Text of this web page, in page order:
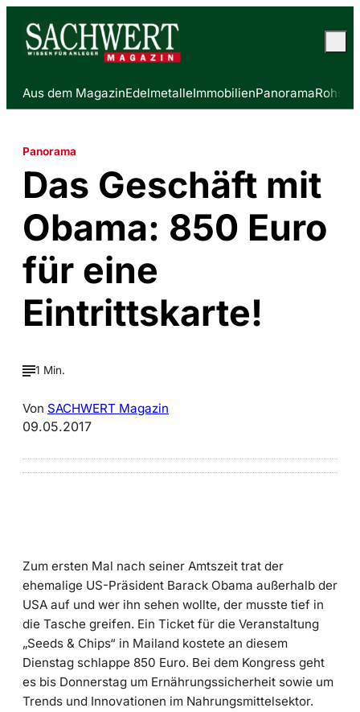
Aus dem MagazinEdelmetalleImmobilienPanorama
Panorama
Das Geschäft mit
Obama: 850 Euro
für eine
Eintrittskarte!
1 Min.
Von SACHWERT Magazin
09.05.2017
Zum ersten Mal nach seiner Amtszeit trat der
ehemalige US-Präsident Barack Obama außerhalb der
USA auf und wer ihn sehen wollte, der musste tief in
die Tasche greifen. Ein Ticket für die Veranstaltung
„Seeds & Chips“ in Mailand kostete an diesem
Dienstag schlappe 850 Euro. Bei dem Kongress geht
es bis Donnerstag um Ernährungssicherheit sowie um
Trends und Innovationen im Nahrungsmittelsektor.